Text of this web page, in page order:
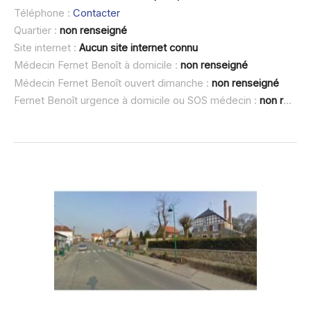
Téléphone : Contacter
Quartier : non renseigné
Site internet : Aucun site internet connu
Médecin Fernet Benoît à domicile : non renseigné
Médecin Fernet Benoît ouvert dimanche : non renseigné
Fernet Benoît urgence à domicile ou SOS médecin : non renseigné